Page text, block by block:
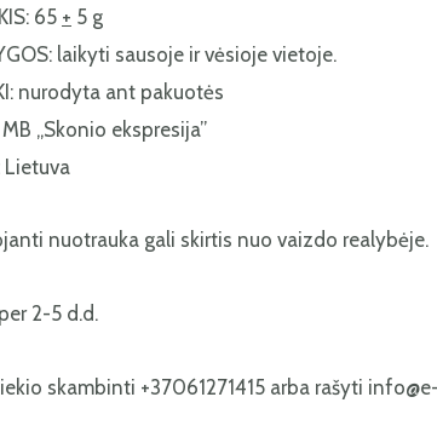
65 + 5 g
laikyti sausoje ir vėsioje vietoje.
nurodyta ant pakuotės
„Skonio ekspresija”
Lietuva
nuotrauka gali skirtis nuo vaizdo realybėje.
2-5 d.d.
skambinti +37061271415 arba rašyti